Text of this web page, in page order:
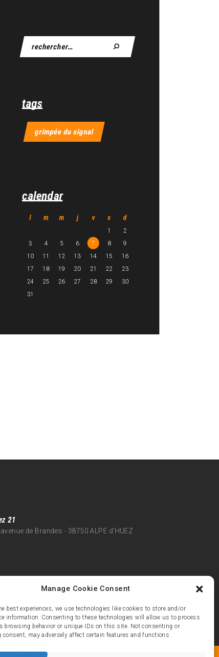
Manage Cookie Consent
best experiences, we use technologies like cookies to store and/or
information. Consenting to these technologies will allow us to process
browsing behavior or unique IDs on this site. Not consenting or
may adversely affect certain features and functions.
tags
grimpée du signal
calendar
l m m j v s d
1
2
3
4 5 6 7 8
9
10
11 12 13 14 15
16
17
18 19 20 21 22
23
24
25 26 27 28 29
30
31
21
de Brandes - 38750 ALPE d'HUEZ